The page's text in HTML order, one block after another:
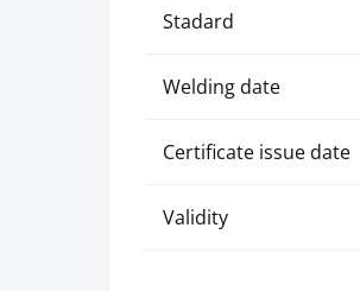
Stadard
Welding date
Certificate issue date
Validity